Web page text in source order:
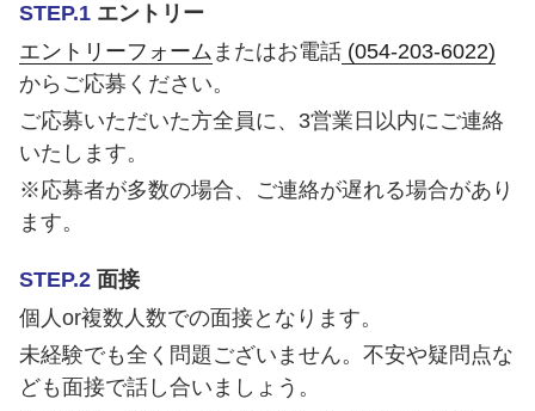
STEP.1 エントリー
エントリーフォーム またはお電話 (054-203-6022)
からご応募ください。
ご応募いただいた方全員に、3営業日以内にご連絡
いたします。
※応募者が多数の場合、ご連絡が遅れる場合があり
ます。
STEP.2 面接
個人or複数人数での面接となります。
未経験でも全く問題ございません。不安や疑問点な
ども面接で話し合いましょう。